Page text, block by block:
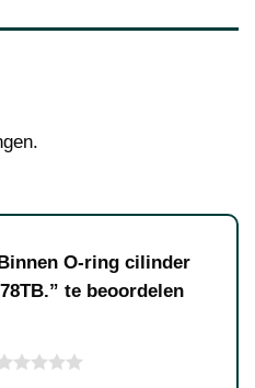
O-ring cilinder
te beoordelen